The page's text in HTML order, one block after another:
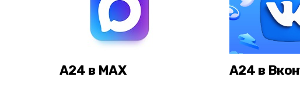
А24 в MAX А24 в